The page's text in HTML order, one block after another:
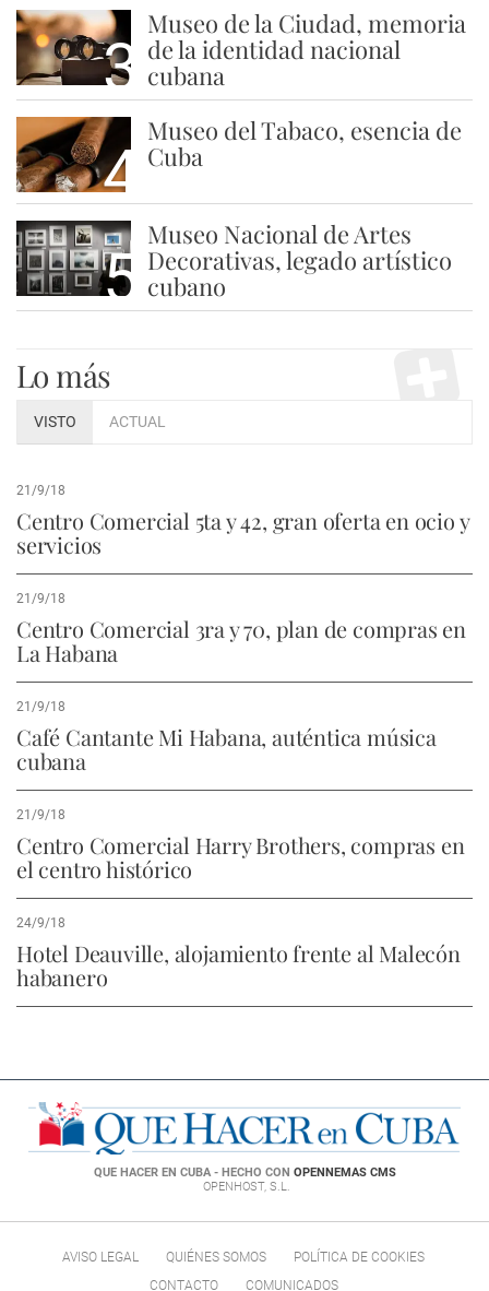
3
Museo de la Ciudad, memoria
de la identidad nacional
cubana
4
Museo del Tabaco, esencia de
Cuba
5
Museo Nacional de Artes
Decorativas, legado artístico
cubano
Lo más
VISTO ACTUAL
21/9/18
Centro Comercial 5ta y 42, gran oferta en ocio y
servicios
21/9/18
Centro Comercial 3ra y 70, plan de compras en
La Habana
21/9/18
Café Cantante Mi Habana, auténtica música
cubana
21/9/18
Centro Comercial Harry Brothers, compras en
el centro histórico
24/9/18
Hotel Deauville, alojamiento frente al Malecón
habanero
QUE HACER EN CUBA - HECHO CON OPENNEMAS CMS
OPENHOST, S.L.
AVISO LEGAL QUIÉNES SOMOS
POLÍTICA DE COOKIES
CONTACTO
COMUNICADOS